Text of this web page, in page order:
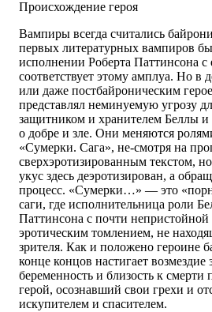
Происхождение героя
Вампиры всегда считались
первых литературных вампиров
исполнении Роберта Паттинсона с
соответствует этому амплуа. Но в
или даже постбайроническим
представлял неминуемую угрозу
защитником и хранителем Беллы
о добре и зле. Они меняются
«Сумерки. Сага», не-смотря на
сверхэротизированным текстом,
укус здесь деэротизирован, а
процесс. «Сумерки…» — это
саги, где исполнительница роли
Паттинсона с почти
эротическим томлением, не
зрителя. Как и положено героине
конце концов настигает
беременность и близость к
герой, осознавший свои грехи и
искупителем и спасителем.